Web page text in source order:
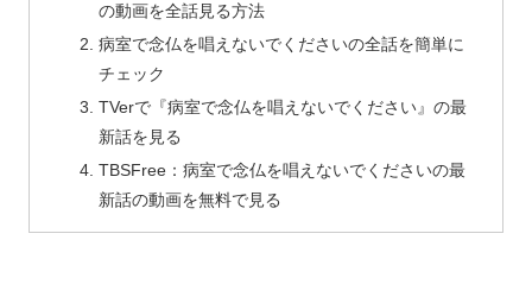
の動画を全話見る方法
病室で念仏を唱えないでくださいの全話を簡単に
チェック
TVerで『病室で念仏を唱えないでください』の最
新話を見る
TBSFree：病室で念仏を唱えないでくださいの最
新話の動画を無料で見る